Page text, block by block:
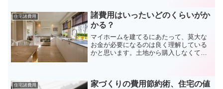
を知っているとコストダウ...
住宅諸費用
諸費用はいったいどのくらいがか
かる？
マイホームを建てるにあたって、莫大な
お金が必要になるのは良く理解している
かと思います。土地から購入しなくては
とができるので、購入する...
住宅諸費用
家づくりの費用節約術、住宅の値